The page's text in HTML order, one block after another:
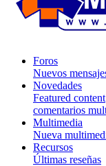
Foros
Nuevos
Novedades
Featured content
comentarios
Multimedia
Nueva
Recursos
Últimas reseñas